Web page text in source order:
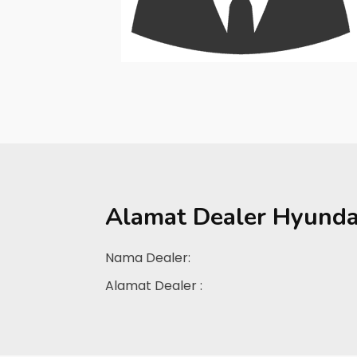
Alamat Dealer
Nama Dealer:
Alamat Dealer :